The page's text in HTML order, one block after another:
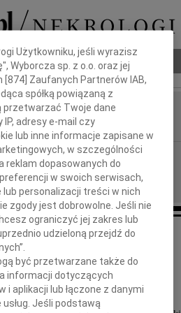
pogrzebowy
Janik
Z głębokim żalem żegnamy Przyjaciela
Macieja Janika
Użytkowniku, jeśli wyrazisz
Wyborcza sp. z o.o. oraz jej
[874 ] Zaufanych Partnerów IAB,
spółką powiązaną z
przetwarzać Twoje dane
adresy e-mail czy
lub inne informacje zapisane w
w szczególności
reklam dopasowanych do
w swoich serwisach,
personalizacji treści w nich
zgody jest dobrowolne. Jeśli nie
ograniczyć jej zakres lub
udzieloną przejdź do
być przetwarzane także do
informacji dotyczących
i aplikacji lub łączone z danymi
Jeśli podstawą